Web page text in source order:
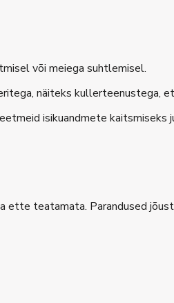
või meiega suhtlemisel.
näiteks kullerteenustega,
isikuandmete kaitsmiseks
teatamata. Parandused